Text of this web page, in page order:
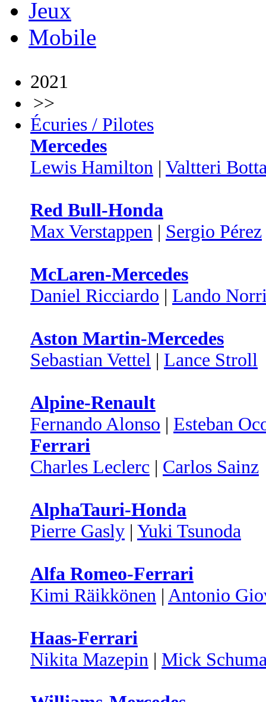
Jeux
Mobile
2021
>>
Écuries / Pilotes
Mercedes
Lewis Hamilton | Valtteri
Red Bull-Honda
Max Verstappen | Sergio Pérez
McLaren-Mercedes
Daniel Ricciardo | Lando
Aston Martin-Mercedes
Sebastian Vettel | Lance Stroll
Alpine-Renault
Fernando Alonso | Esteban
Ferrari
Charles Leclerc | Carlos Sainz
AlphaTauri-Honda
Pierre Gasly | Yuki Tsunoda
Alfa Romeo-Ferrari
Kimi Räikkönen | Antonio
Haas-Ferrari
Nikita Mazepin | Mick